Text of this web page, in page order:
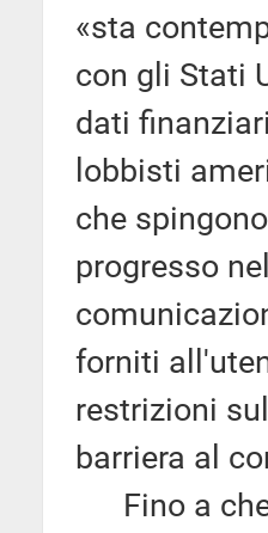
«sta
con gli Stati
dati
lobbisti
che
progresso
forniti
restrizioni
barriera al
Fino a che